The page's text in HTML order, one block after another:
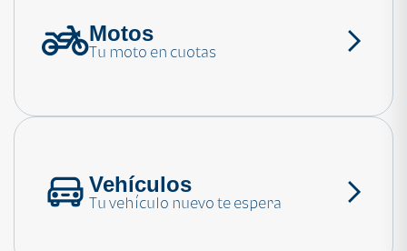
¿Necesitas ayuda?
Motos
Tu moto en cuotas
Vehículos
Tu vehículo nuevo te espera